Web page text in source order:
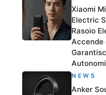
Xiaomi
Electric
Rasoio
Accende
NEWS
Anker